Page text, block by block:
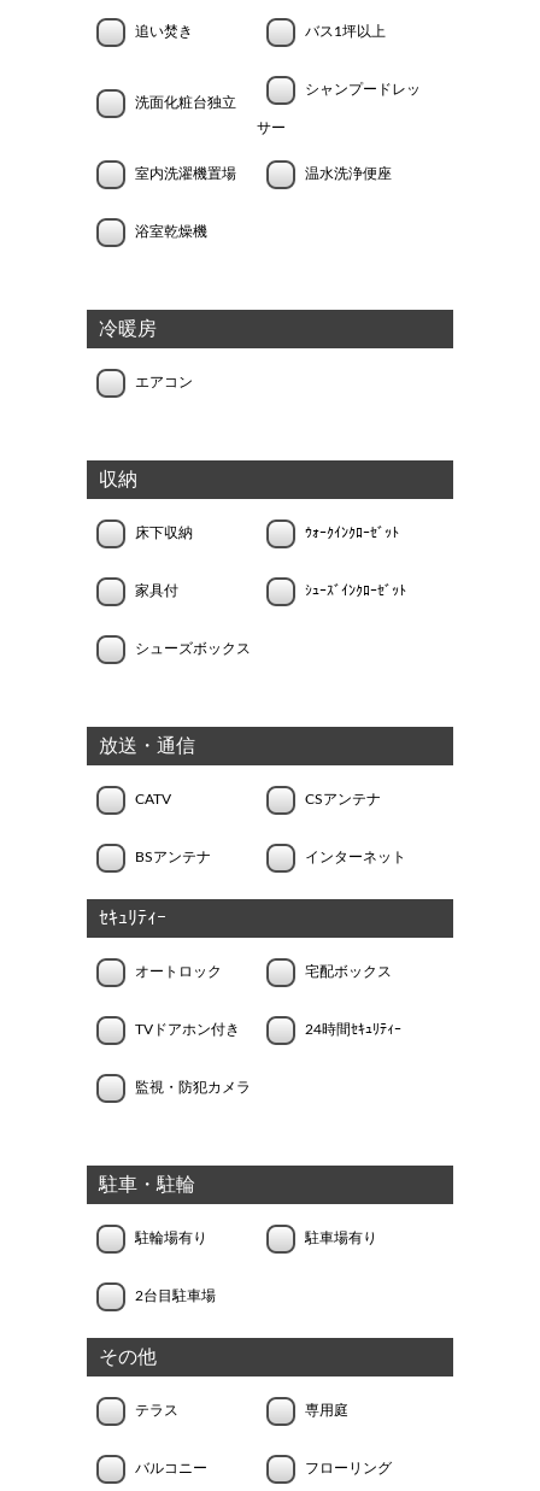
追い焚き バス1坪以上
洗面化粧台独立
シャンプードレッ
サー
室内洗濯機置場 温水洗浄便座
浴室乾燥機
冷暖房
エアコン
収納
床下収納 ｳｫｰｸｲﾝｸﾛｰｾﾞｯﾄ
家具付 ｼｭｰｽﾞｲﾝｸﾛｰｾﾞｯﾄ
シューズボックス
放送・通信
CATV CSアンテナ
BSアンテナ インターネット
ｾｷｭﾘﾃｨｰ
オートロック 宅配ボックス
TVドアホン付き 24時間ｾｷｭﾘﾃｨｰ
監視・防犯カメラ
駐車・駐輪
駐輪場有り 駐車場有り
2台目駐車場
その他
テラス 専用庭
バルコニー フローリング